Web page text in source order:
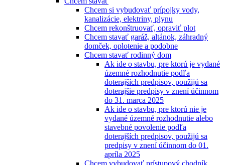
Chcem si vybudovať prípojky vody,
kanalizácie, elektriny, plynu
Chcem rekonštruovať, opraviť plot
Chcem stavať garáž, altánok, záhradný
domček, oplotenie a podobne
Chcem stavať rodinný dom
Ak ide o stavbu, pre ktorú je vydané
územné rozhodnutie podľa
doterajších predpisov, použijú sa
doterajšie predpisy v znení účinnom
do 31. marca 2025
Ak ide o stavbu, pre ktorú nie je
vydané územné rozhodnutie alebo
stavebné povolenie podľa
doterajších predpisov, použijú sa
predpisy v znení účinnom do 01.
apríla 2025
Chcem vybudovať prístupový chodník,